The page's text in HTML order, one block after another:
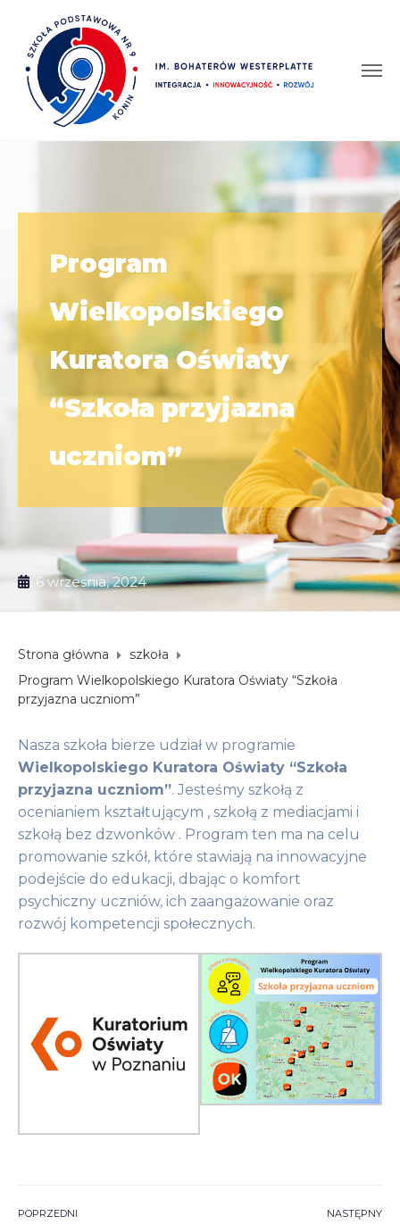
Program
Wielkopolskiego
Kuratora Oświaty
“Szkoła przyjazna
uczniom”
6 września, 2024
Strona główna
szkoła
Program Wielkopolskiego Kuratora Oświaty “Szkoła
przyjazna uczniom”
Nasza szkoła bierze udział w programie
Wielkopolskiego Kuratora Oświaty “Szkoła
przyjazna uczniom”. Jesteśmy szkołą z
ocenianiem kształtującym , szkołą z mediacjami i
szkołą bez dzwonków . Program ten ma na celu
promowanie szkół, które stawiają na innowacyjne
podejście do edukacji, dbając o komfort
psychiczny uczniów, ich zaangażowanie oraz
rozwój kompetencji społecznych.
POPRZEDNI NASTĘPNY